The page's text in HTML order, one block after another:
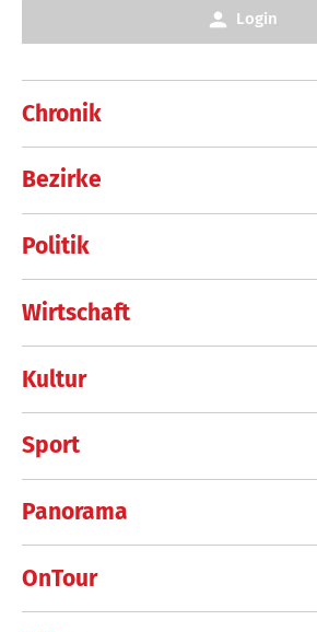
Chronik
Bezirke
Politik
Wirtschaft
Kultur
Sport
Panorama
OnTour
Login